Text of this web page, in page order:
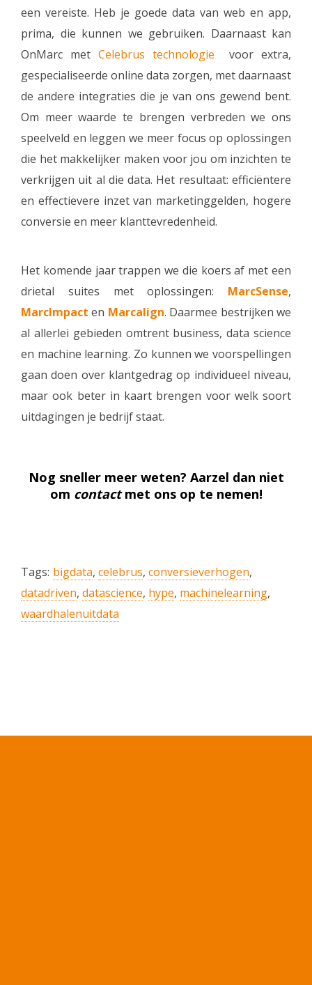
een vereiste. Heb je goede data van web en app,
prima, die kunnen we gebruiken. Daarnaast kan
OnMarc met Celebrus technologie voor extra,
gespecialiseerde online data zorgen, met daarnaast
de andere integraties die je van ons gewend bent.
Om meer waarde te brengen verbreden we ons
speelveld en leggen we meer focus op oplossingen
die het makkelijker maken voor jou om inzichten te
verkrijgen uit al die data. Het resultaat: efficiëntere
en effectievere inzet van marketinggelden, hogere
conversie en meer klanttevredenheid.
Het komende jaar trappen we die koers af met een
drietal suites met oplossingen: MarcSense,
MarcImpact en Marcalign. Daarmee bestrijken we
al allerlei gebieden omtrent business, data science
en machine learning. Zo kunnen we voorspellingen
gaan doen over klantgedrag op individueel niveau,
maar ook beter in kaart brengen voor welk soort
uitdagingen je bedrijf staat.
Nog sneller meer weten? Aarzel dan niet
om contact met ons op te nemen!
Tags: bigdata, celebrus, conversieverhogen,
datadriven, datascience, hype, machinelearning,
waardhalenuitdata